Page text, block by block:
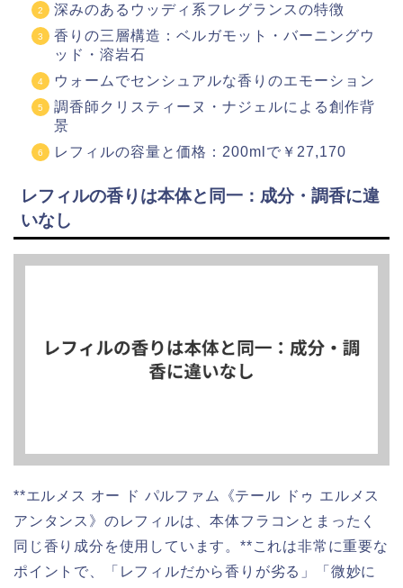
深みのあるウッディ系フレグランスの特徴
香りの三層構造：ベルガモット・バーニングウ
ッド・溶岩石
ウォームでセンシュアルな香りのエモーション
調香師クリスティーヌ・ナジェルによる創作背
景
レフィルの容量と価格：200mlで￥27,170
レフィルの香りは本体と同一：成分・調香に違
いなし
**エルメス オー ド パルファム《テール ドゥ エルメス
アンタンス》のレフィルは、本体フラコンとまったく
同じ香り成分を使用しています。**これは非常に重要な
ポイントで、「レフィルだから香りが劣る」「微妙に